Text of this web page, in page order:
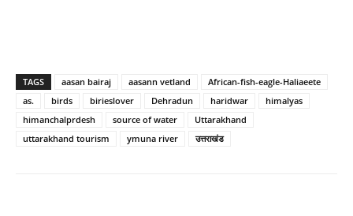
TAGS aasan bairaj aasann vetland
African-fish-eagle-Haliaeete
as.
birds birieslover Dehradun haridwar
himalyas
himanchalprdesh
source of water
Uttarakhand
uttarakhand tourism
ymuna river उत्तराखंड